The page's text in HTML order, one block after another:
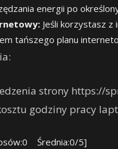
energii po
Jeśli korzystasz
tańszego planu
strony https://
godziny pracy
Średnia:0/5]